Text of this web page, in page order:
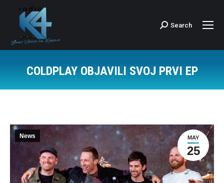
Search:
Search
COLDPLAY OBJAVILI SVOJ PRVI EP
MAY
25
News